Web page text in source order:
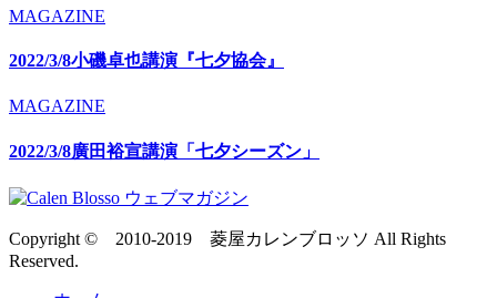
MAGAZINE
2022/3/8小磯卓也講演『七夕協会』
MAGAZINE
2022/3/8廣田裕宣講演「七夕シーズン」
Copyright © 2010-2019 菱屋カレンブロッソ All Rights
Reserved.